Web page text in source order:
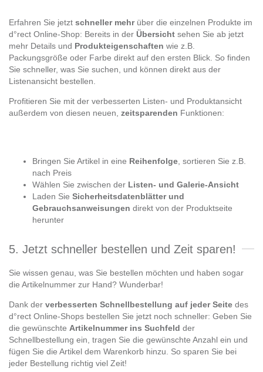
Erfahren Sie jetzt schneller mehrüber die einzelnen Produkte im
d°rect Online-Shop: Bereits in der Übersicht sehen Sie ab jetzt
mehr Details und Produkteigenschaften wie z.B.
Packungsgröße oder Farbe direkt auf den ersten Blick. So finden
Sie schneller, was Sie suchen, und können direkt aus der
Listenansicht bestellen.
Profitieren Sie mit der verbesserten Listen- und Produktansicht
außerdem von diesen neuen, zeitsparenden Funktionen:
Bringen Sie Artikel in eine Reihenfolge , sortieren Sie z.B.
nach Preis
Wählen Sie zwischen der Listen- und Galerie-Ansicht
Laden Sie Sicherheitsdatenblätter und
Gebrauchsanweisungen direkt von der Produktseite
herunter
5. Jetzt schneller bestellen und Zeit sparen!
Sie wissen genau, was Sie bestellen möchten und haben sogar
die Artikelnummer zur Hand? Wunderbar!
Dank der verbesserten Schnellbestellung auf jeder Seite des
d°rect Online-Shops bestellen Sie jetzt noch schneller: Geben Sie
die gewünschte Artikelnummer ins Suchfeld der
Schnellbestellung ein, tragen Sie die gewünschte Anzahl ein und
fügen Sie die Artikel dem Warenkorb hinzu. So sparen Sie bei
jeder Bestellung richtig viel Zeit!